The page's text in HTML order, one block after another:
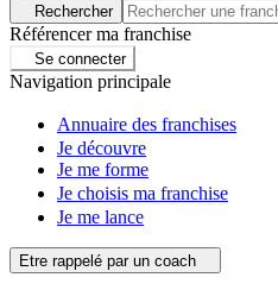
Rechercher
Référencer ma franchise
Se connecter
Navigation principale
Annuaire des franchises
Je découvre
Je me forme
Je choisis ma franchise
Je me lance
Etre rappelé par un coach